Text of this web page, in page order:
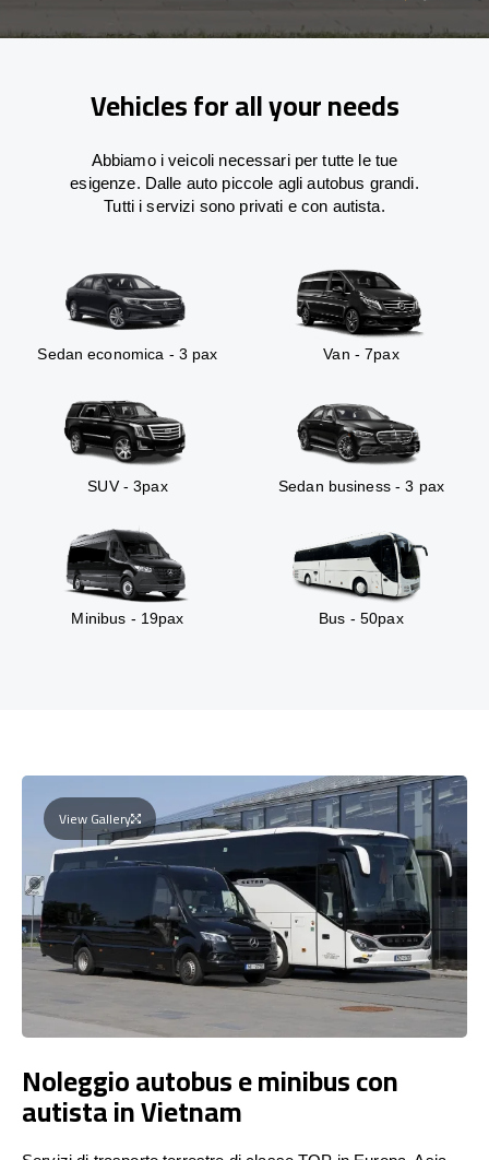
Vehicles for all your needs
Abbiamo i veicoli necessari per tutte le tue
esigenze. Dalle auto piccole agli autobus grandi.
Tutti i servizi sono privati e con autista.
Sedan economica - 3 pax Van - 7pax
SUV - 3pax Sedan business - 3 pax
Minibus - 19pax Bus - 50pax
View Gallery
Noleggio autobus e minibus con
autista in Vietnam